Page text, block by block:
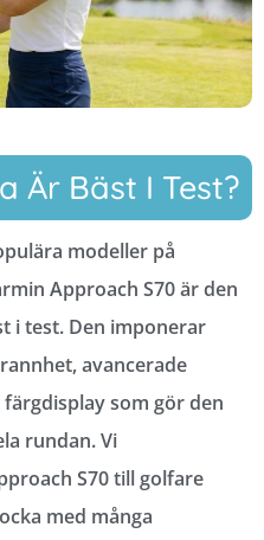
Är Bäst I Test?
modeller på
Approach S70 är den
i test. Den imponerar
avancerade
som gör den
rundan. Vi
S70 till golfare
med många